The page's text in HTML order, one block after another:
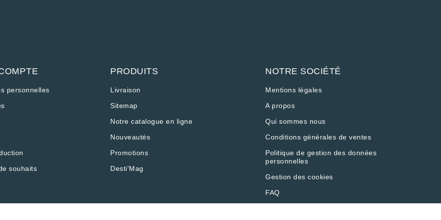
Options
de confidentialité, en garantissant la conformité avec les réglementations. Personnalisez vos préférences
personnelles
souhaits
PRODUITS
Livraison
Sitemap
Notre catalogue en ligne
Nouveautés
Promotions
Desti'Mag
NOTRE SOCIÉTÉ
Mentions légales
A propos
Qui sommes nous
Conditions générales de ventes
Politique de gestion des données
personnelles
Gestion des cookies
FAQ